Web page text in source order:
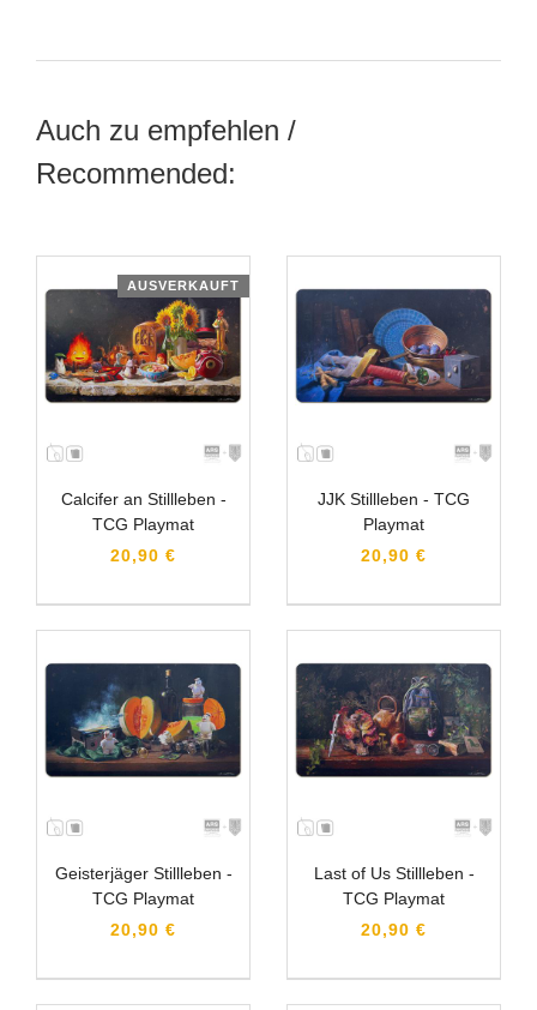
Auch zu empfehlen /
Recommended:
AUSVERKAUFT
Calcifer an Stillleben -
TCG Playmat
20,90 €
JJK Stillleben - TCG
Playmat
20,90 €
Geisterjäger Stillleben -
TCG Playmat
20,90 €
Last of Us Stillleben -
TCG Playmat
20,90 €